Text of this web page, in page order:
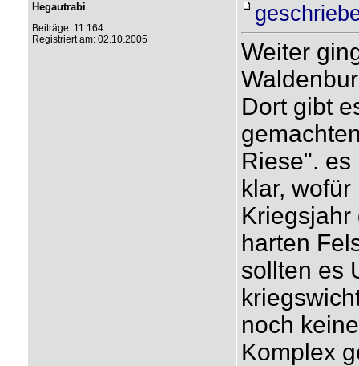
Hegautrabi
Beiträge: 11.164
Registriert am: 02.10.2005
Weiter
Dort gibt
Riese".
klar,
Kriegsjahr
harten
sollten es
noch
Komplex